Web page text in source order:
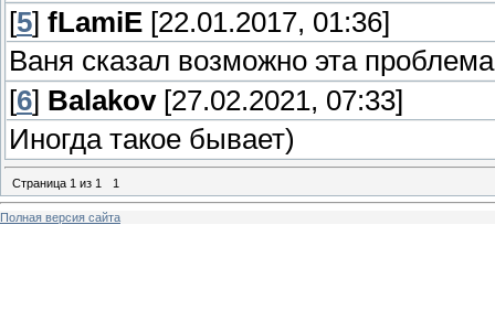
[5] fLamiE [22.01.2017, 01:36]
Ваня сказал возможно эта
[6] Balakov[27.02.2021, 07:33]
Иногда такое бывает)
Страница 1 из 1 1
Полная версия сайта